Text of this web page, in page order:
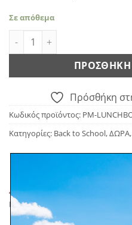
Σε απόθεμα
Petit Monkey -
ΠΡΟΣΘΉΚΗ
Πρόσθήκη
Κωδικός προϊόντος: PM-
Κατηγορίες: Back to School,ΔΩΡΑ,
ΠΕΡΙΓΡΑΦΉ